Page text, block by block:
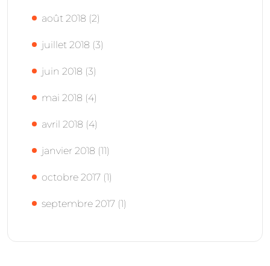
août 2018 (2)
juillet 2018 (3)
juin 2018 (3)
mai 2018 (4)
avril 2018 (4)
janvier 2018 (11)
octobre 2017 (1)
septembre 2017 (1)